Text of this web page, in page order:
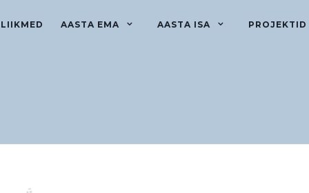
AASTA EMA AASTA ISA PROJEKTID